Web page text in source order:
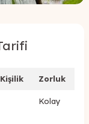
Zorluk
Kolay